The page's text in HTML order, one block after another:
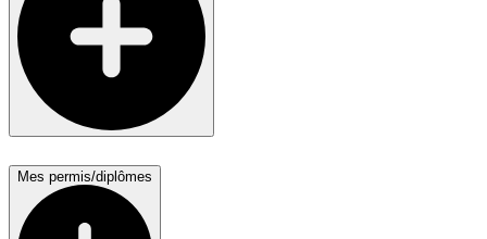
Mes permis/diplômes